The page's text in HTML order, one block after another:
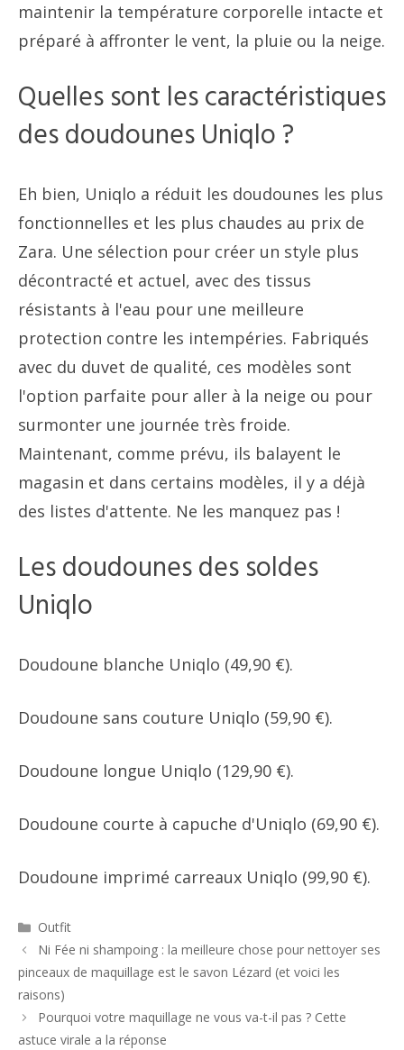
maintenir la température corporelle intacte et
préparé à affronter le vent, la pluie ou la neige.
Quelles sont les caractéristiques
des doudounes Uniqlo ?
Eh bien, Uniqlo a réduit les doudounes les plus
fonctionnelles et les plus chaudes au prix de
Zara. Une sélection pour créer un style plus
décontracté et actuel, avec des tissus
résistants à l'eau pour une meilleure
protection contre les intempéries. Fabriqués
avec du duvet de qualité, ces modèles sont
l'option parfaite pour aller à la neige ou pour
surmonter une journée très froide.
Maintenant, comme prévu, ils balayent le
magasin et dans certains modèles, il y a déjà
des listes d'attente. Ne les manquez pas !
Les doudounes des soldes
Uniqlo
Doudoune blanche Uniqlo (49,90 €).
Doudoune sans couture Uniqlo (59,90 €).
Doudoune longue Uniqlo (129,90 €).
Doudoune courte à capuche d'Uniqlo (69,90 €).
Doudoune imprimé carreaux Uniqlo (99,90 €).
Catégories
Outfit
Navigation
des
articles
Ni Fée ni shampoing : la meilleure chose pour nettoyer ses
pinceaux de maquillage est le savon Lézard (et voici les
raisons)
Pourquoi votre maquillage ne vous va-t-il pas ? Cette
astuce virale a la réponse